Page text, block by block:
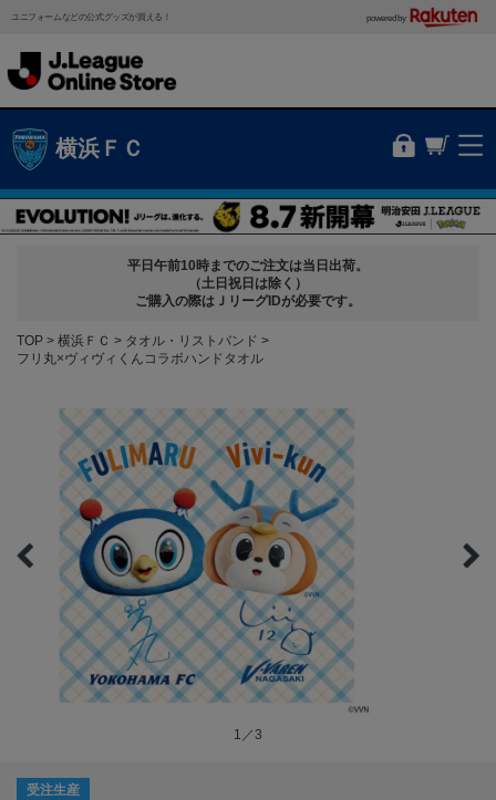
ユニフォームなどの公式グッズが買える！ powered by
横浜ＦＣ
平日午前10時までのご注文は当日出荷。
（土日祝日は除く）
ご購入の際はＪリーグIDが必要です。
TOP 横浜ＦＣ
タオル・リストバンド
フリ丸×ヴィヴィくんコラボハンドタオル
1／3
受注生産